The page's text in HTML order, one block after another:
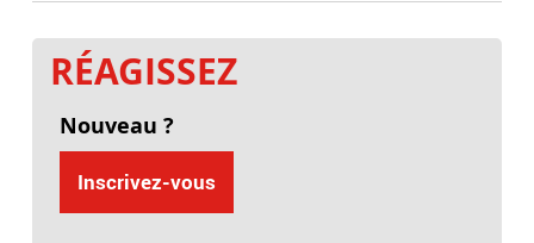
RÉAGISSEZ
Nouveau ?
Inscrivez-vous